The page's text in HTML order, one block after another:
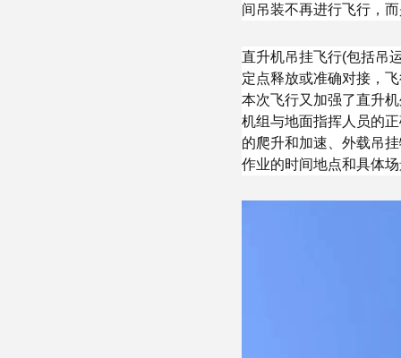
间吊装不再进行飞行，
直升机吊挂飞行(包括吊
定点释放或准确对接，
本次飞行又加强了直升
机组与地面指挥人员的
的爬升和加速、外载吊
作业的时间地点和具体